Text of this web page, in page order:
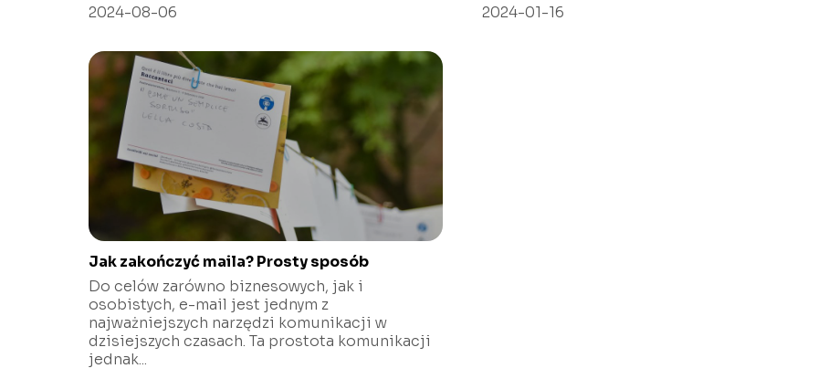
2024-08-06 2024-01-16
Jak zakończyć maila? Prosty sposób
Do celów zarówno biznesowych, jak i
osobistych, e-mail jest jednym z
najważniejszych narzędzi komunikacji w
dzisiejszych czasach. Ta prostota komunikacji
jednak...